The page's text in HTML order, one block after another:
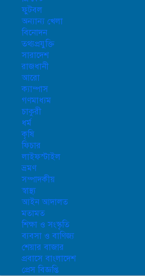
ফুটবল
অন্যান্য খেলা
বিনোদন
তথ্যপ্রযুক্তি
সারাদেশ
রাজধানী
আরো
ক্যাম্পাস
গণমাধ্যম
চাকুরী
ধর্ম
কৃষি
ফিচার
লাইফস্টাইল
ভ্রমণ
সম্পাদকীয়
স্বাস্থ্য
আইন আদালত
মতামত
শিক্ষা ও সংস্কৃতি
ব্যবসা ও বাণিজ্য
শেয়ার বাজার
প্রবাসে বাংলাদেশ
প্রেস বিজ্ঞপ্তি